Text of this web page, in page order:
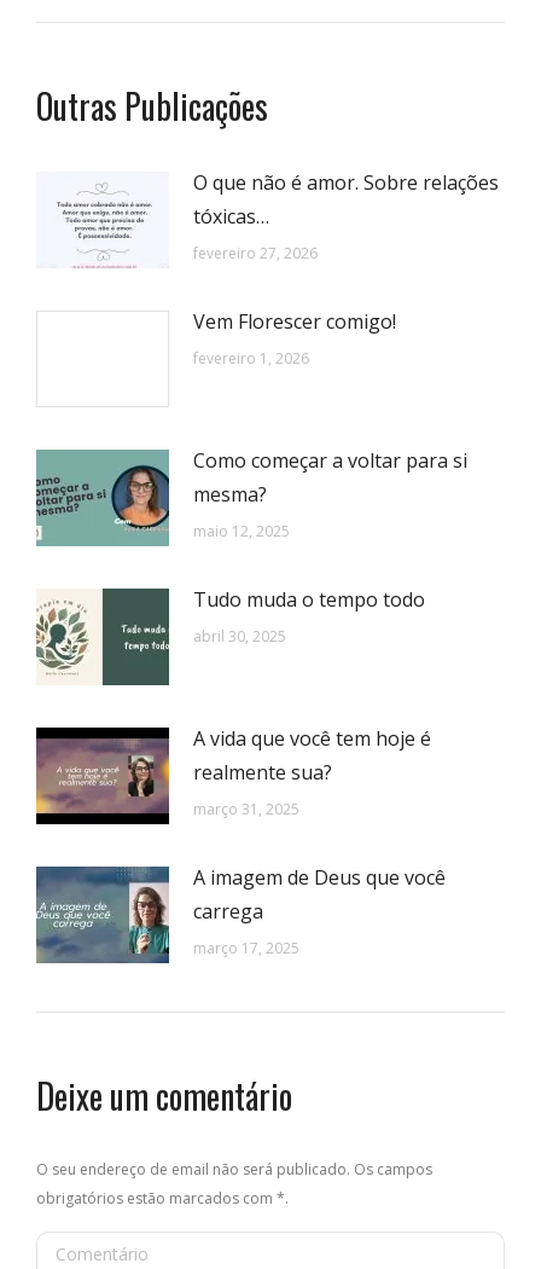
Outras Publicações
O que não é amor. Sobre relações
tóxicas…
fevereiro 27, 2026
Vem Florescer comigo!
fevereiro 1, 2026
Como começar a voltar para si
mesma?
maio 12, 2025
Tudo muda o tempo todo
abril 30, 2025
A vida que você tem hoje é
realmente sua?
março 31, 2025
A imagem de Deus que você
carrega
março 17, 2025
Deixe um comentário
O seu endereço de email não será publicado. Os campos
obrigatórios estão marcados com *.
Comentário